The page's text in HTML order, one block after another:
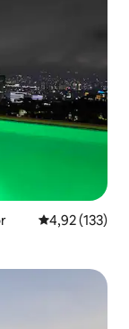
Évaluation
4,92 (133)